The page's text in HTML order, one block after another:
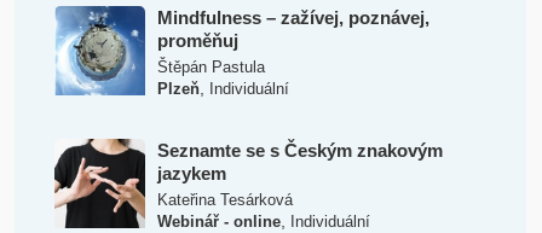
Mindfulness – zažívej, poznávej,
proměňuj
Štěpán Pastula
Plzeň, Individuální
Seznamte se s Českým znakovým
jazykem
Kateřina Tesárková
Webinář - online, Individuální